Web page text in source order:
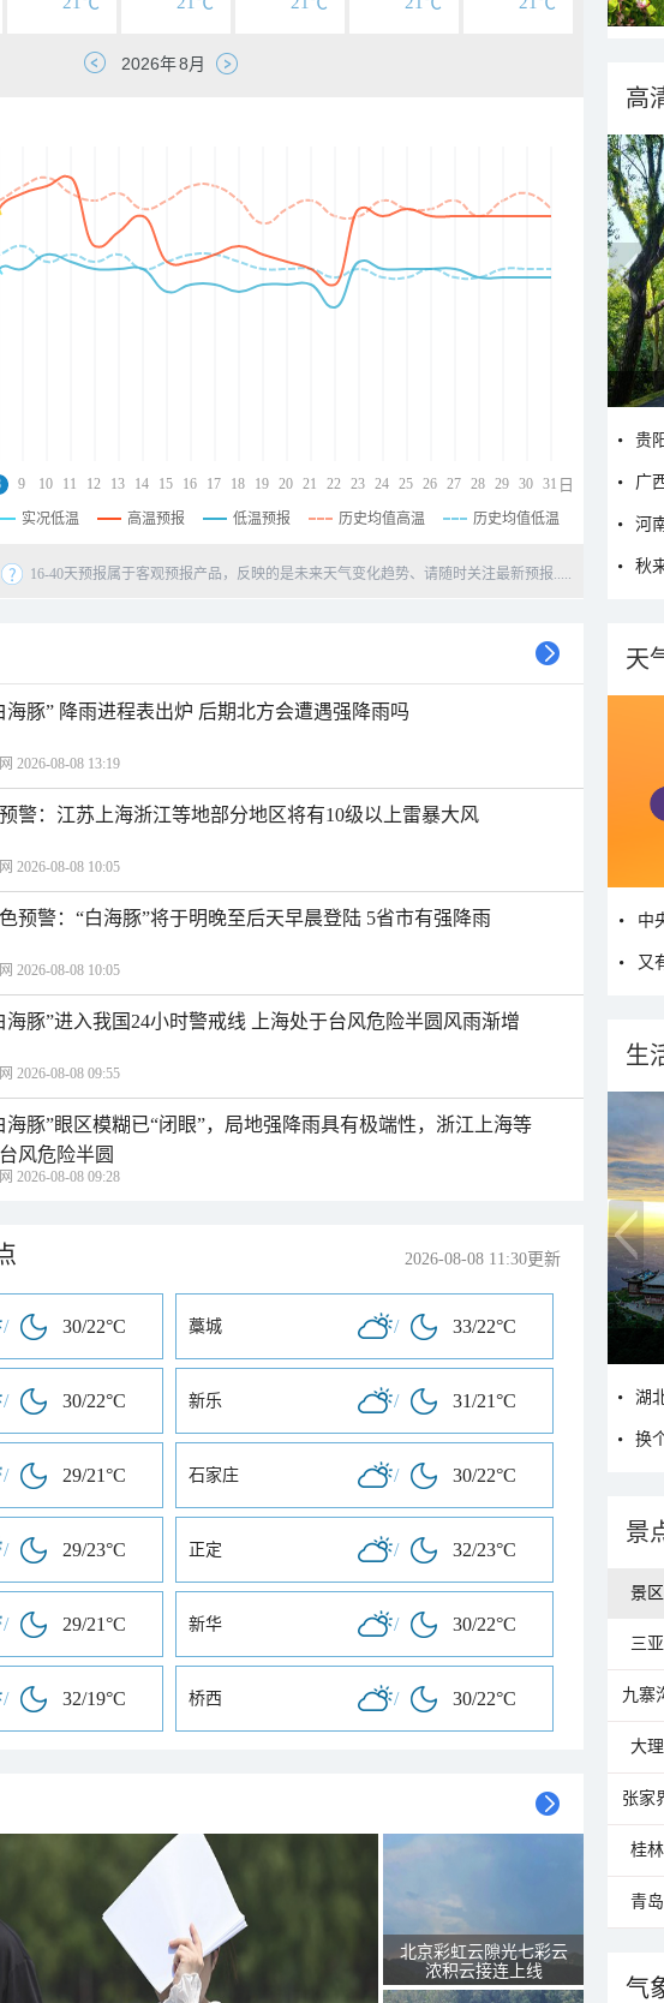
9 10 11 12 13 14 15 16 17 18 19 20 21 22 23 24 25 26 27 28 29 30 31 日
实况低温 高温预报 低温预报 历史均值高温 历史均值低温
16-40天预报属于客观预报产品，反映的是未来天气变化趋势、请随时关注最新预报.....
海豚” 降雨进程表出炉 后期北方会遭遇强降雨吗
2026-08-08 13:19
警：江苏上海浙江等地部分地区将有10级以上雷暴大风
2026-08-08 10:05
预警：“白海豚”将于明晚至后天早晨登陆 5省市有强降雨
2026-08-08 10:05
海豚”进入我国24小时警戒线 上海处于台风危险半圆风雨渐增
2026-08-08 09:55
海豚”眼区模糊已“闭眼”，局地强降雨具有极端性，浙江上海等
风危险半圆
2026-08-08 09:28
2026-08-08 11:30更新
/ 30/22°C 藁城 / 33/22°C
/ 30/22°C 新乐 / 31/21°C
/ 29/21°C 石家庄 / 30/22°C
/ 29/23°C 正定 / 32/23°C
/ 29/21°C 新华 / 30/22°C
/ 32/19°C 桥西 / 30/22°C
北京彩虹云隙光七彩云
浓积云接连上线
高
贵
广
河
秋
天
又
生
湖
换
景
景区
三亚
九寨
大理
张家
桂林
青岛
气